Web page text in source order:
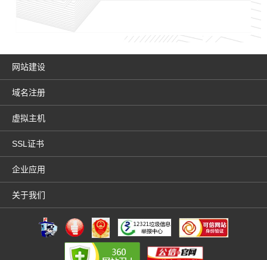
网站建设
域名注册
虚拟主机
SSL证书
企业应用
关于我们